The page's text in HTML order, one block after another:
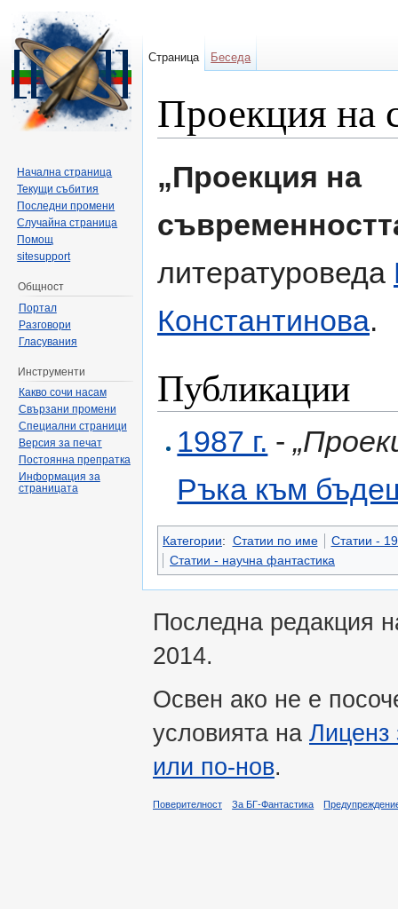
Проекция на
„Проекция на
литературоведа
Константинова.
Публикации
1987 г. -
Ръка към
Категории: Статии по име
Статии -
Статии - научна фантастика
Страница Беседа
Начална страница
Текущи събития
Последни промени
Случайна страница
Помощ
sitesupport
Общност
Портал
Разговори
Гласувания
Инструменти
Какво сочи насам
Свързани промени
Специални страници
Версия за печат
Постоянна препратка
Информация за
страницата
Последна редакция
2014.
Освен ако не е
условията на Лиценз
или по-нов.
Поверителност За БГ-Фантастика